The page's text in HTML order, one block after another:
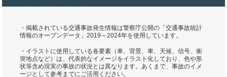
・掲載されている交通事故発生情報は警察庁公開の「交通事故統計
情報のオープンデータ」2019～2024年を使用しています。
・イラストに使用している各要素（車、背景、車、天候、信号、衝
突地点など）は、代表的なイメージをイラスト化しており、色や形
状等含め現実の事故の状況とは異なります。あくまで、事故のイメ
ージとして参考までにご活用ください。